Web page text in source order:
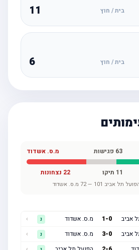
בית / חוץ 11
בית / חוץ
63פגישות מ.ס. אשדוד
תיקו 22נצחונות
תל אביב101
—
72מ.ס. אשדוד
1- מ.ס. אשדוד
3- מ.ס. אשדוד